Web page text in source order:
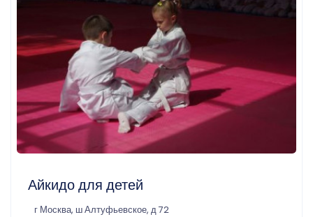
Айкидо для детей
г Москва, ш Алтуфьевское, д 72